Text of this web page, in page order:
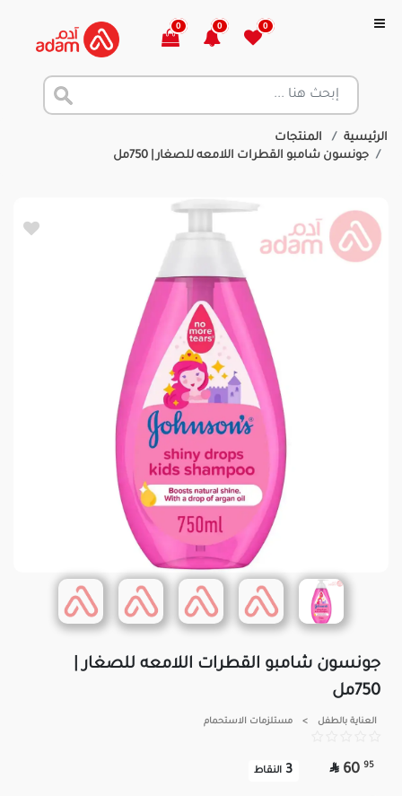
0
0
0
الرئيسية
المنتجات
جونسون شامبو القطرات اللامعه للصغار | 750مل
جونسون شامبو القطرات اللامعه للصغار |
750مل
العناية بالطفل > مستلزمات الاستحمام
95
60

3 النقاط